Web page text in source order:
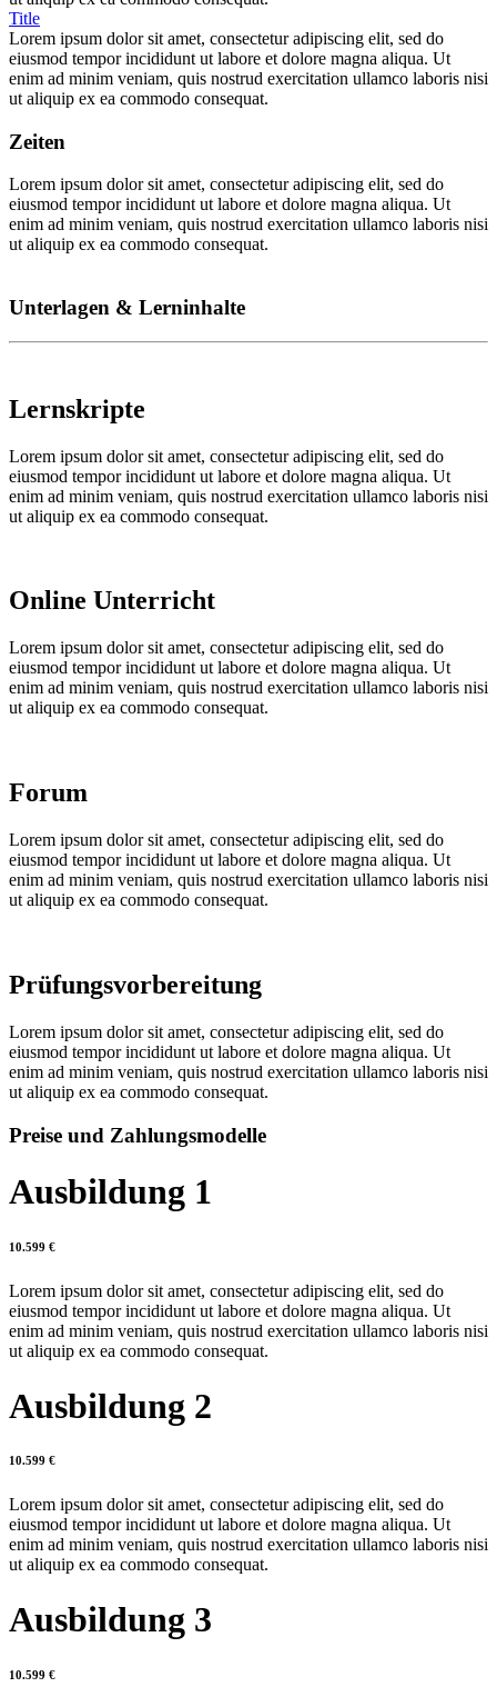
Title
Lorem ipsum dolor sit amet, consectetur adipiscing elit, sed do
eiusmod tempor incididunt ut labore et dolore magna aliqua. Ut
enim ad minim veniam, quis nostrud exercitation ullamco laboris nisi
ut aliquip ex ea commodo consequat.
Zeiten
Lorem ipsum dolor sit amet, consectetur adipiscing elit, sed do
eiusmod tempor incididunt ut labore et dolore magna aliqua. Ut
enim ad minim veniam, quis nostrud exercitation ullamco laboris nisi
ut aliquip ex ea commodo consequat.
Unterlagen & Lerninhalte
Lernskripte
Lorem ipsum dolor sit amet, consectetur adipiscing elit, sed do
eiusmod tempor incididunt ut labore et dolore magna aliqua. Ut
enim ad minim veniam, quis nostrud exercitation ullamco laboris nisi
ut aliquip ex ea commodo consequat.
Online Unterricht
Lorem ipsum dolor sit amet, consectetur adipiscing elit, sed do
eiusmod tempor incididunt ut labore et dolore magna aliqua. Ut
enim ad minim veniam, quis nostrud exercitation ullamco laboris nisi
ut aliquip ex ea commodo consequat.
Forum
Lorem ipsum dolor sit amet, consectetur adipiscing elit, sed do
eiusmod tempor incididunt ut labore et dolore magna aliqua. Ut
enim ad minim veniam, quis nostrud exercitation ullamco laboris nisi
ut aliquip ex ea commodo consequat.
Prüfungsvorbereitung
Lorem ipsum dolor sit amet, consectetur adipiscing elit, sed do
eiusmod tempor incididunt ut labore et dolore magna aliqua. Ut
enim ad minim veniam, quis nostrud exercitation ullamco laboris nisi
ut aliquip ex ea commodo consequat.
Preise und Zahlungsmodelle
Ausbildung 1
10.599 €
Lorem ipsum dolor sit amet, consectetur adipiscing elit, sed do
eiusmod tempor incididunt ut labore et dolore magna aliqua. Ut
enim ad minim veniam, quis nostrud exercitation ullamco laboris nisi
ut aliquip ex ea commodo consequat.
Ausbildung 2
10.599 €
Lorem ipsum dolor sit amet, consectetur adipiscing elit, sed do
eiusmod tempor incididunt ut labore et dolore magna aliqua. Ut
enim ad minim veniam, quis nostrud exercitation ullamco laboris nisi
ut aliquip ex ea commodo consequat.
Ausbildung 3
10.599 €